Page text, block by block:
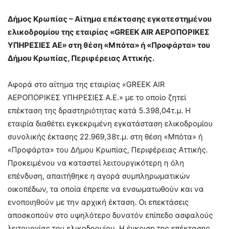
Δήμος Κρωπίας – Αίτημα επέκτασης εγκατεστημένου
ελικοδρομίου της εταιρίας «GREEK AIR ΑΕΡΟΠΟΡΙΚΕΣ
ΥΠΗΡΕΣΙΕΣ ΑΕ» στη θέση «Μπότα» ή «Προφάρτα» του
Δήμου Κρωπίας, Περιφέρειας Αττικής.
Αφορά στο αίτημα της εταιρίας «GREEK AIR
ΑΕΡΟΠΟΡΙΚΕΣ ΥΠΗΡΕΣΙΕΣ Α.Ε.» με το οποίο ζητεί
επέκταση της δραστηριότητας κατά 5.398,04τ.μ. Η
εταιρία διαθέτει εγκεκριμένη εγκατάσταση ελικοδρομίου
συνολικής έκτασης 22.969,38τ.μ. στη θέση «Μπότα» ή
«Προφάρτα» του Δήμου Κρωπίας, Περιφέρειας Αττικής.
Προκειμένου να καταστεί λειτουργικότερη η όλη
επένδυση, απαιτήθηκε η αγορά συμπληρωματικών
οικοπέδων, τα οποία έπρεπε να ενσωματωθούν και να
ενοποιηθούν με την αρχική έκταση. Οι επεκτάσεις
αποσκοπούν στο υψηλότερο δυνατόν επίπεδο ασφαλούς